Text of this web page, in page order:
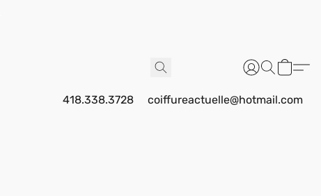
418.338.3728 coiffureactuelle@hotmail.com